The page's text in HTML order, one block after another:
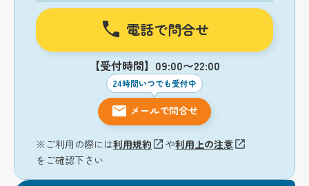
電話で問合せ
【受付時間】09:00〜22:00
24時間いつでも受付中
メールで問合せ
※ご利用の際には利用規約 や利用上の注意
をご確認下さい